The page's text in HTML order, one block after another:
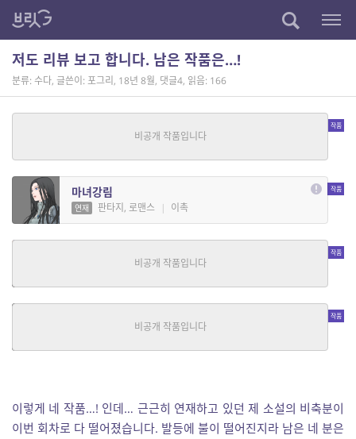
저도 리뷰 보고 합니다. 남은 작품은…!
분류: 수다, 글쓴이: 포그리 , 18년 8월, 댓글4, 읽음: 166
그림자의 방주
| 이태윤
마녀강림
연재 판타지, 로맨스 | 이촉
경기장의 아이
| 조나단
일단 마왕을 잡으러 간다
판타지, 호러 | 뚜근남
이렇게 네 작품…! 인데… 근근히 연재하고 있던 제 소설의 비축분이
이번 회차로 다 떨어졌습니다. 발등에 불이 떨어진지라 남은 네 분은